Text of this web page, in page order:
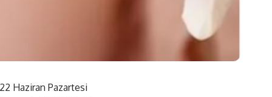
Haziran Pazartesi